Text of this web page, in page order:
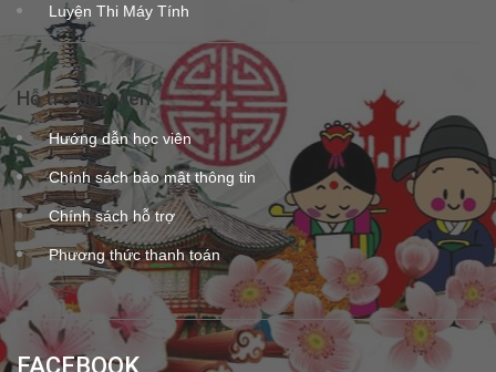
Luyện Thi Máy Tính
Hỗ trợ học viên
Hướng dẫn học viên
Chính sách bảo mật thông tin
Chính sách hỗ trợ
Phương thức thanh toán
FACEBOOK